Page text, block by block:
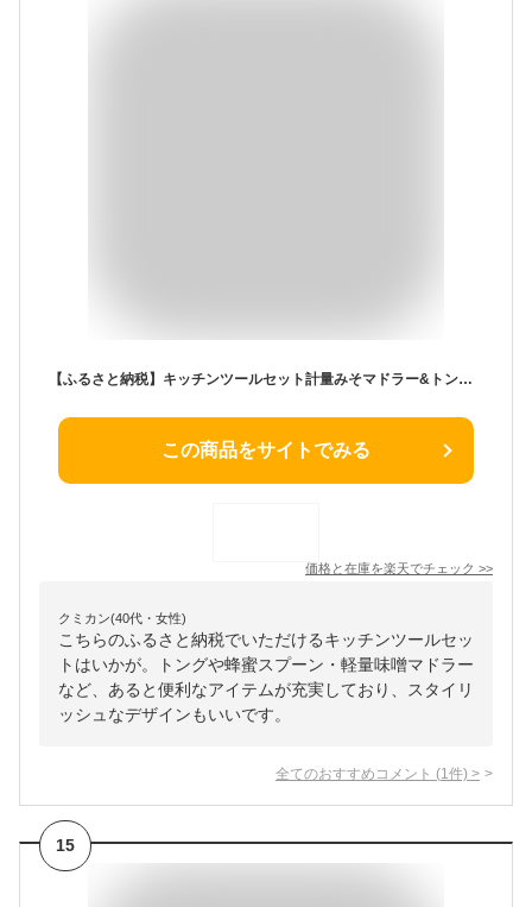
【ふるさと納税】キッチンツールセット計量みそマドラー&トング&はちみつスプーン[leye] キッチン用品 調理器具【010P162】
この商品をサイトでみる
価格と在庫を楽天でチェック >>
クミカン(40代・女性)
こちらのふるさと納税でいただけるキッチンツールセッ
トはいかが。トングや蜂蜜スプーン・軽量味噌マドラー
など、あると便利なアイテムが充実しており、スタイリ
ッシュなデザインもいいです。
全てのおすすめコメント (1 件) >
15